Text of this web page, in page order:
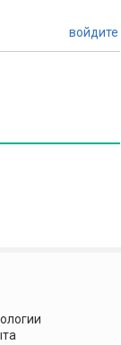
войдите